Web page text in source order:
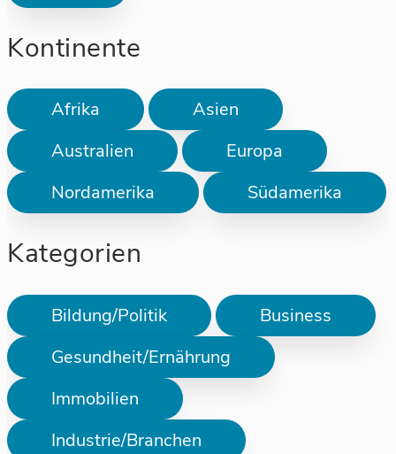
Kontinente
Afrika
Asien
Australien
Europa
Nordamerika
Südamerika
Kategorien
Bildung/Politik
Business
Gesundheit/Ernährung
Immobilien
Industrie/Branchen